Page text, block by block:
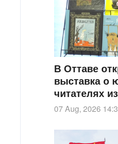
В Оттаве
выставка о
читателях
районов
07 Aug, 2026